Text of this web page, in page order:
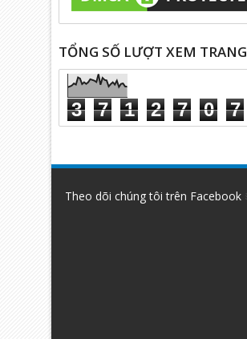
TỔNG SỐ LƯỢT XEM TRANG
3 7 1 2 7 0 7
Theo dõi chúng tôi trên Facebook